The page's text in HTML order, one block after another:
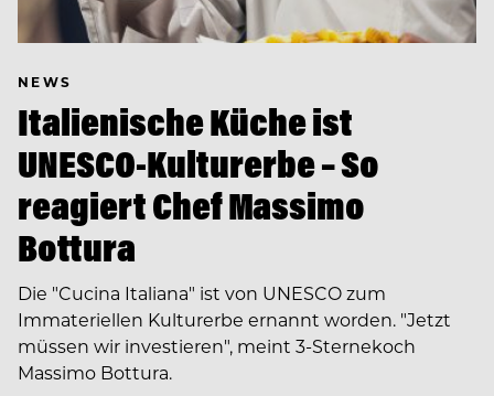
NEWS
Italienische Küche ist
UNESCO-Kulturerbe – So
reagiert Chef Massimo
Bottura
Die "Cucina Italiana" ist von UNESCO zum
Immateriellen Kulturerbe ernannt worden. "Jetzt
müssen wir investieren", meint 3-Sternekoch
Massimo Bottura.